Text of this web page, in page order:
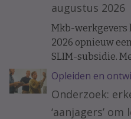
augustus 2026
Mkb-werkgevers
2026 opnieuw
SLIM-subsidie.
het ministerie van
binnen
Opleiden en
Onderzoek:
‘aanjagers’